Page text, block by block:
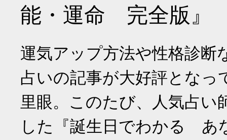
能・運命 完全版』
運気アップ方法や性格診断
占いの記事が大好評となっ
里眼。このたび、人気占い
した『誕生日でわかる あ